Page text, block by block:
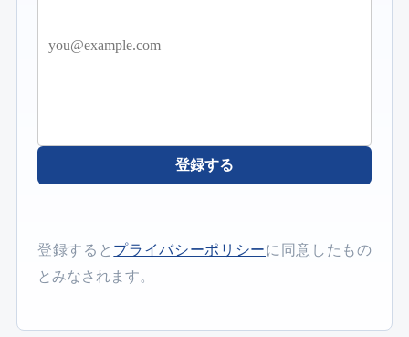
登録する
登録すると プライバシーポリシーに同意したもの
とみなされます。